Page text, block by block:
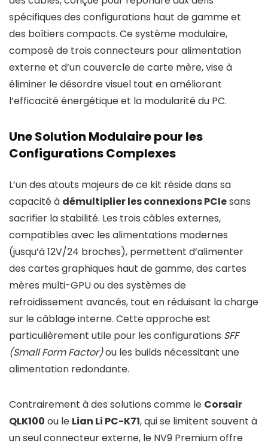
spécifiques des configurations haut de gamme et
des boîtiers compacts. Ce système modulaire,
composé de trois connecteurs pour alimentation
externe et d’un couvercle de carte mère, vise à
éliminer le désordre visuel tout en améliorant
l’efficacité énergétique et la modularité du PC.
Une Solution Modulaire pour les
Configurations Complexes
L’un des atouts majeurs de ce kit réside dans sa
capacité à démultiplier les connexions PCIesans
sacrifier la stabilité. Les trois câbles externes,
compatibles avec les alimentations modernes
(jusqu’à 12V/24 broches), permettent d’alimenter
des cartes graphiques haut de gamme, des cartes
mères multi-GPU ou des systèmes de
refroidissement avancés, tout en réduisant la charge
sur le câblage interne. Cette approche est
particulièrement utile pour les configurations SFF
(Small Form Factor)ou les builds nécessitant une
alimentation redondante.
Contrairement à des solutions comme le Corsair
QLK100 ou le Lian Li PC-K71, qui se limitent souvent à
un seul connecteur externe, le NV9 Premium offre